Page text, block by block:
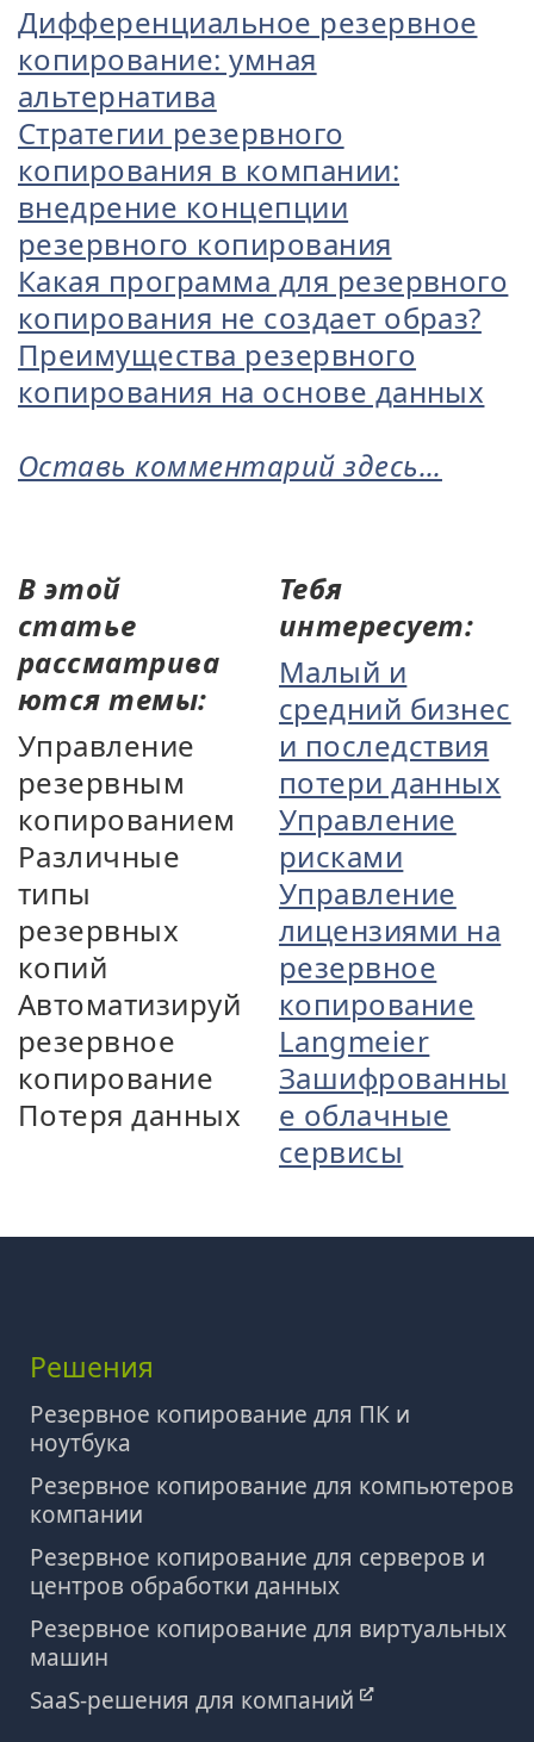
Дифференциальное резервное
копирование: умная
альтернатива
Стратегии резервного
копирования в компании:
внедрение концепции
резервного копирования
Какая программа для резервного
копирования не создает образ?
Преимущества резервного
копирования на основе данных
Оставь комментарий здесь...
В этой
статье
рассматрива
ются темы:
Управление
резервным
копированием
Различные
типы
резервных
копий
Автоматизируй
резервное
копирование
Потеря данных
Тебя
интересует:
Малый и
средний бизнес
и последствия
потери данных
Управление
рисками
Управление
лицензиями на
резервное
копирование
Langmeier
Зашифрованны
е облачные
сервисы
Решения
Резервное копирование для ПК и
ноутбука
Резервное копирование для компьютеров
компании
Резервное копирование для серверов и
центров обработки данных
Резервное копирование для виртуальных
машин
SaaS-решения для компаний